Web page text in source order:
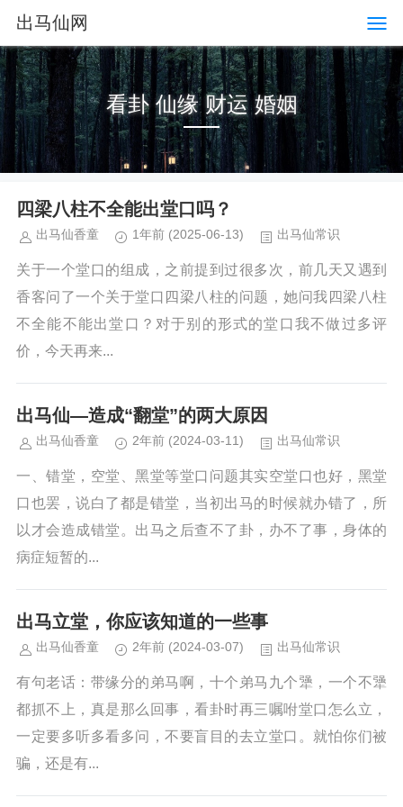
出马仙网
看卦 仙缘 财运 婚姻
四梁八柱不全能出堂口吗？
出马仙香童 1年前 (2025-06-13) 出马仙常识
关于一个堂口的组成，之前提到过很多次，前几天又遇到
香客问了一个关于堂口四梁八柱的问题，她问我四梁八柱
不全能不能出堂口？对于别的形式的堂口我不做过多评
价，今天再来...
出马仙—造成“翻堂”的两大原因
出马仙香童 2年前 (2024-03-11) 出马仙常识
一、错堂，空堂、黑堂等堂口问题其实空堂口也好，黑堂
口也罢，说白了都是错堂，当初出马的时候就办错了，所
以才会造成错堂。出马之后查不了卦，办不了事，身体的
病症短暂的...
出马立堂，你应该知道的一些事
出马仙香童 2年前 (2024-03-07) 出马仙常识
有句老话：带缘分的弟马啊，十个弟马九个犟，一个不犟
都抓不上，真是那么回事，看卦时再三嘱咐堂口怎么立，
一定要多听多看多问，不要盲目的去立堂口。就怕你们被
骗，还是有...